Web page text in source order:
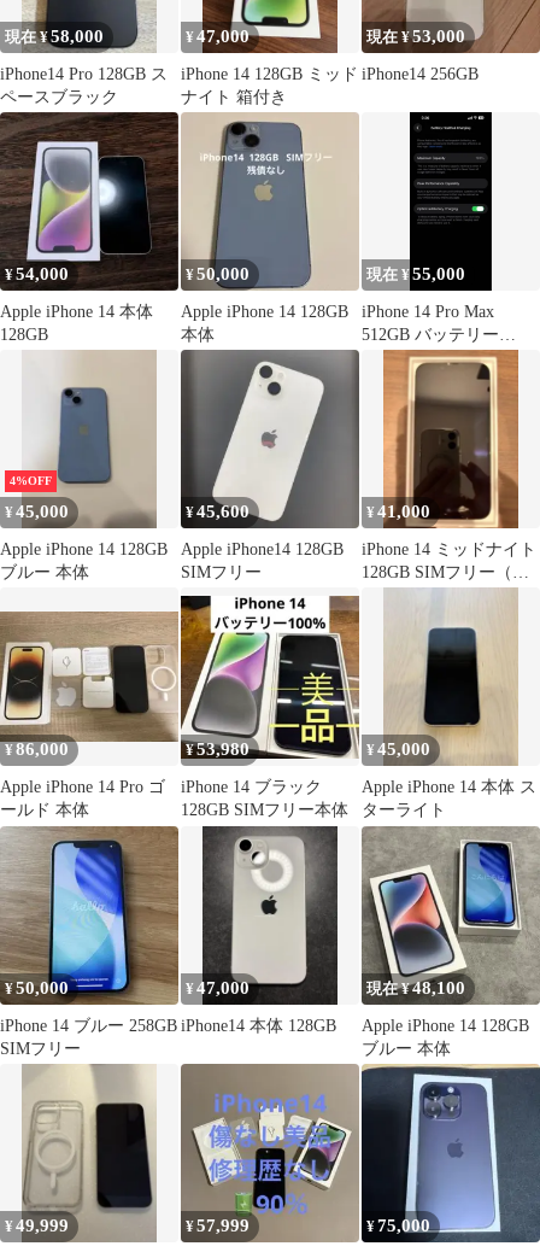
現在 ¥58,000
iPhone14 Pro 128GB ス
ペースブラック
¥47,000
iPhone 14 128GB ミッド
ナイト 箱付き
現在 ¥53,000
iPhone14 256GB
¥54,000
Apple iPhone 14 本体
128GB
¥50,000
Apple iPhone 14 128GB
本体
現在 ¥55,000
iPhone 14 Pro Max
512GB バッテリー
100％
4%OFF
¥45,000
Apple iPhone 14 128GB
ブルー 本体
¥45,600
Apple iPhone14 128GB
SIMフリー
¥41,000
iPhone 14 ミッドナイト
128GB SIMフリー（箱
¥86,000
Apple iPhone 14 Pro ゴ
ールド 本体
¥53,980
iPhone 14 ブラック
128GB SIMフリー本体
¥45,000
Apple iPhone 14 本体 ス
ターライト
¥50,000
iPhone 14 ブルー 258GB
SIMフリー
¥47,000
iPhone14 本体 128GB
現在 ¥48,100
Apple iPhone 14 128GB
ブルー 本体
¥49,999 ¥57,999 ¥75,000